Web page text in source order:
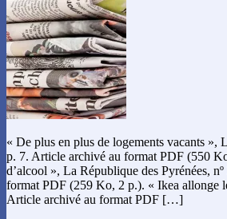
« De plus en plus de logements vacants
p. 7. Article archivé au format PDF (550
d’alcool », La République des Pyrénées,
format PDF (259 Ko, 2 p.). « Ikea allonge
Article archivé au format PDF […]